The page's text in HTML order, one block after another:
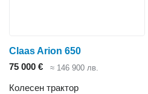
Claas Arion 650
75 000 €
≈ 146 900 лв.
Колесен трактор